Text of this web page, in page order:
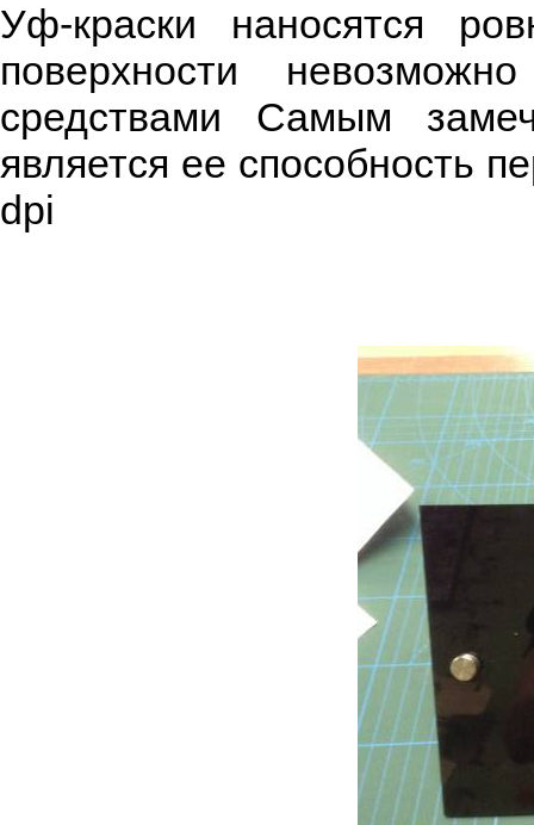
Уф-краски наносятся
поверхности
средствами Самым
является ее способность
dpi